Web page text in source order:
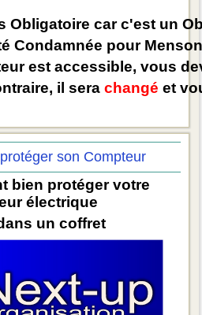
Obligatoire car c'est un
Condamnée pour
est accessible, vous
il serachangé et
son Compteur
bien protéger votre
électrique
un coffret